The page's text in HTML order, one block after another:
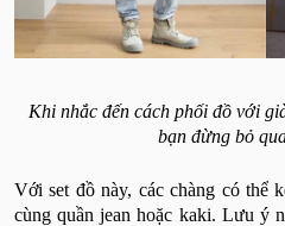
Khi nhắc đến cách phối đồ với
bạn đừng bỏ
Với set đồ này, các chàng có thể
cùng quần jean hoặc kaki. Lưu ý